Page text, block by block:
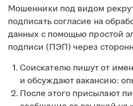
Мошенники под видом
подписать согласие на
данных с помощью простой
подписи (ПЭП) через
Соискателю пишут от
и обсуждают вакансию:
После этого присылают